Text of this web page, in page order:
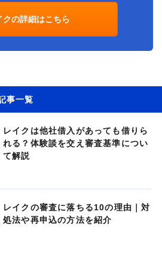
クの詳細はこちら
事一覧
レイクは他社借入があっても借りら
れる？体験談を交え審査基準につい
て解説
レイクの審査に落ちる10の理由｜対
処法や再申込の方法を紹介